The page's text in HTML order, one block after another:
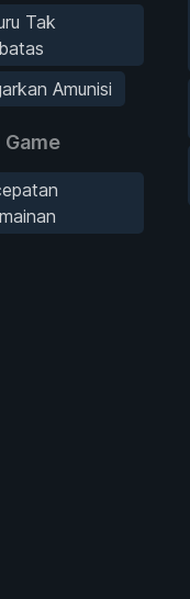
Tak
Amunisi
Game